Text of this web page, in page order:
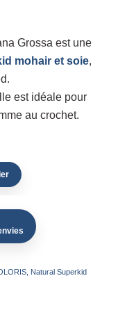
Grossa est une
mohair et soie,
est idéale pour
au crochet.
, Natural Superkid